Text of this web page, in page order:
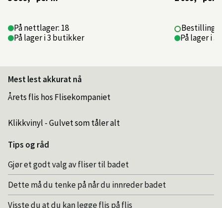
På nettlager: 18
På lager i 3 butikker
På lager i
Mest lest akkurat nå
Årets flis hos Flisekompaniet
Klikkvinyl - Gulvet som tåler alt
Tips og råd
Gjør et godt valg av fliser til badet
Dette må du tenke på når du innreder badet
Visste du at du kan legge flis på flis